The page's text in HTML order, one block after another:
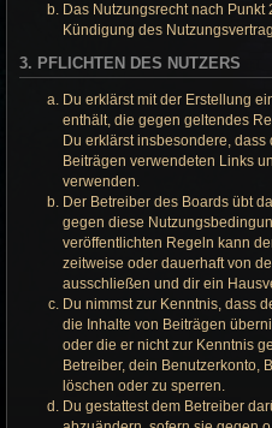
Das Nutzungsrecht nach
Kündigung des
3. PFLICHTEN DES NUTZERS
Du erklärst mit der Erstellung
enthält, die gegen geltendes
Du erklärst insbesondere,
Beiträgen verwendeten Links
verwenden.
Der Betreiber des Boards übt
gegen diese
veröffentlichten Regeln kann
zeitweise oder dauerhaft von
ausschließen und dir ein
Du nimmst zur Kenntnis, dass
die Inhalte von Beiträgen
oder die er nicht zur Kenntnis
Betreiber, dein Benutzerkonto,
löschen oder zu sperren.
Du gestattest dem Betreiber